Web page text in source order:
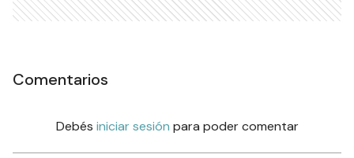
Comentarios
Debés iniciar sesión para poder comentar